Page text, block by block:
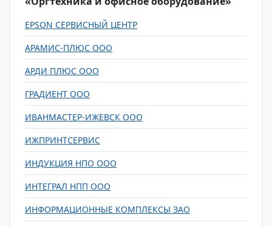
EPSON СЕРВИСНЫЙ ЦЕНТР
АРАМИС-ПЛЮС ООО
АРДИ ПЛЮС ООО
ГРАДИЕНТ ООО
ИВАНМАСТЕР-ИЖЕВСК ООО
ИЖПРИНТСЕРВИС
ИНДУКЦИЯ НПО ООО
ИНТЕГРАЛ НПП ООО
ИНФОРМАЦИОННЫЕ КОМПЛЕКСЫ ЗАО